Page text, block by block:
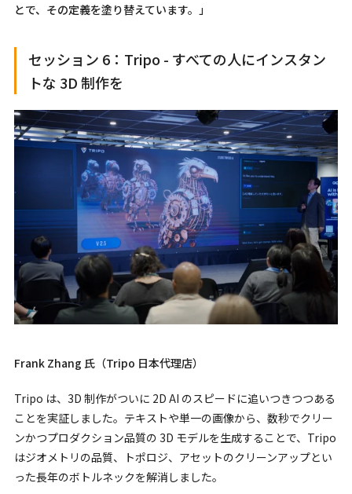
とで、その定義を塗り替えています。」
セッション 6：Tripo - すべての人にインスタン
トな 3D 制作を
Frank Zhang 氏（Tripo 日本代理店）
Tripo は、3D 制作がついに 2D AI のスピードに追いつきつつある
ことを実証しました。テキストや単一の画像から、数秒でクリー
ンかつプロダクション品質の 3D モデルを生成することで、Tripo
はジオメトリの品質、トポロジ、アセットのクリーンアップとい
った長年のボトルネックを解消しました。